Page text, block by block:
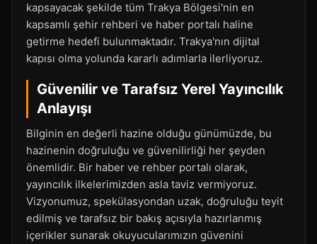
kapsayacak şekilde tüm Trakya Bölgesi'nin en
kapsamlı şehir rehberi ve haber portalı haline
getirme hedefi bulunmaktadır. Trakya'nın dijital
kapısı olma yolunda kararlı adımlarla ilerliyoruz.
Güvenilir ve Tarafsız Yerel Yayıncılık
Anlayışı
Bilginin en değerli hazine olduğu günümüzde, bu
hazinenin doğruluğu ve güvenilirliği her şeyden
önemlidir. Bir haber ve rehber portalı olarak,
yayıncılık ilkelerimizden asla taviz vermiyoruz.
Vizyonumuz, spekülasyondan uzak, doğruluğu teyit
edilmiş ve tarafsız bir bakış açısıyla hazırlanmış
içerikler sunarak okuyucularımızın güvenini